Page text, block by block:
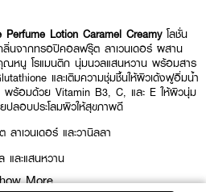
Lotion Caramel Creamy โลชั่น
นจากทรอปิคอลฟรุ๊ต ลาเวนเดอร์ ผสาน
ณหนู โรแมนติก นุ่มนวลแสนหวาน พร้อมสาร
และเติมความชุ่มชื้นให้ผิวเด้งฟูอิ่มน้ำ
ร้อมด้วย Vitamin B3, C, และ E ให้ผิวนุ่ม
ปลอบประโลมผิวให้สุขภาพดี
าเวนเดอร์ และวานิลลา
และแสนหวาน
More